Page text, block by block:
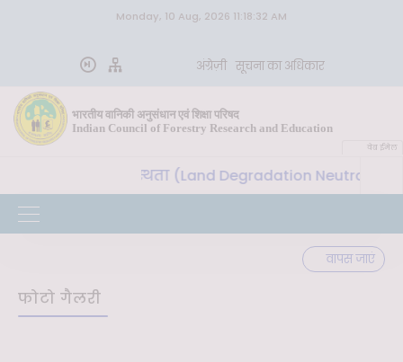
Monday, 10 Aug, 2026 11:18:32 AM
अंग्रेज़ी सूचना का अधिकार
भारतीय वानिकी अनुसंधान एवं शिक्षा परिषद
Indian Council of Forestry Research and Education
वेब ईमेल
भूमि क्षरण तटस्थता (Land Degradation Neutrality)
वापस जाएं
फोटो गैलरी